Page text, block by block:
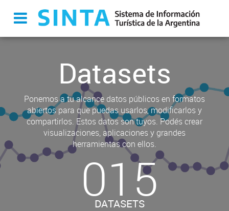
Datasets
Ponemos a tu alcance datos públicos en formatos
abiertos para que puedas usarlos, modificarlos y
compartirlos. Estos datos son tuyos. Podés crear
visualizaciones, aplicaciones y grandes
herramientas con ellos.
015
DATASETS